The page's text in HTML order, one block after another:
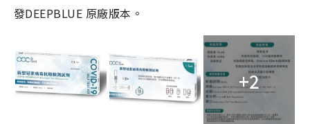
發DEEPBLUE 原廠版本。
+2